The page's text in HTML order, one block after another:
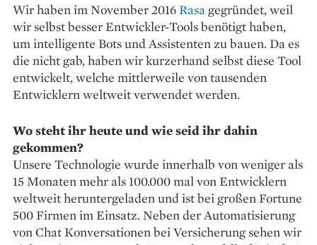
Wir haben im November 2016Rasa gegründet, weil
wir selbst besser Entwickler-Tools benötigt haben,
um intelligente Bots und Assistenten zu bauen. Da es
die nicht gab, haben wir kurzerhand selbst diese Tool
entwickelt, welche mittlerweile von tausenden
Entwicklern weltweit verwendet werden.
Wo steht ihr heute und wie seid ihr dahin
gekommen?
Unsere Technologie wurde innerhalb von weniger als
15 Monaten mehr als 100.000 mal von Entwicklern
weltweit heruntergeladen und ist bei großen Fortune
500 Firmen im Einsatz. Neben der Automatisierung
von Chat Konversationen bei Versicherung sehen wir